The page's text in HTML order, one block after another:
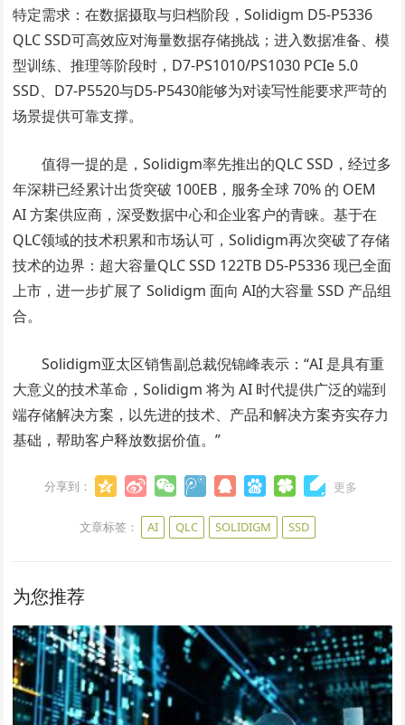
特定需求：在数据摄取与归档阶段，Solidigm D5-P5336
QLC SSD可高效应对海量数据存储挑战；进入数据准备、模
型训练、推理等阶段时，D7-PS1010/PS1030 PCIe 5.0
SSD、D7-P5520与D5-P5430能够为对读写性能要求严苛的
场景提供可靠支撑。
值得一提的是，Solidigm率先推出的QLC SSD，经过多
年深耕已经累计出货突破 100EB，服务全球 70% 的 OEM
AI 方案供应商，深受数据中心和企业客户的青睐。基于在
QLC领域的技术积累和市场认可，Solidigm再次突破了存储
技术的边界：超大容量QLC SSD 122TB D5-P5336 现已全面
上市，进一步扩展了 Solidigm 面向 AI的大容量 SSD 产品组
合。
Solidigm亚太区销售副总裁倪锦峰表示：“AI 是具有重
大意义的技术革命，Solidigm 将为 AI 时代提供广泛的端到
端存储解决方案，以先进的技术、产品和解决方案夯实存力
基础，帮助客户释放数据价值。”
分享到： 更多
文章标签： AI QLC SOLIDIGM SSD
为您推荐